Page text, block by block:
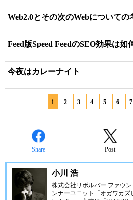
Web2.0とその次のWebについての
Feed版Speed FeedのSEO効果は如
今夜はカレーナイト
1 2 3 4 5 6 7
Share Post
小川 浩
株式会社リボルバー ファウ
ンナーユニット「オガワカ